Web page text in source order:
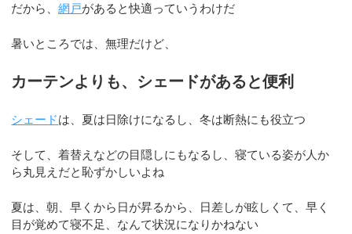
だから、網戸があると快適っていうわけだ
暑いところでは、無理だけど、
カーテンよりも、シェードがあると便利
シェードは、夏は日除けになるし、冬は断熱にも役立つ
そして、着替えなどの目隠しにもなるし、寝ている姿が人か
ら丸見えだと恥ずかしいよね
夏は、朝、早くから日が昇るから、日差しが眩しくて、早く
目が覚めて寝不足、なんて状況になりかねない